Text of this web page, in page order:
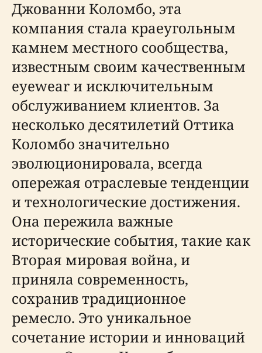
Джованни Коломбо, эта
компания стала краеугольным
камнем местного сообщества,
известным своим качественным
eyewear и исключительным
обслуживанием клиентов. За
несколько десятилетий Оттика
Коломбо значительно
эволюционировала, всегда
опережая отраслевые тенденции
и технологические достижения.
Она пережила важные
исторические события, такие как
Вторая мировая война, и
приняла современность,
сохранив традиционное
ремесло. Это уникальное
сочетание истории и инноваций